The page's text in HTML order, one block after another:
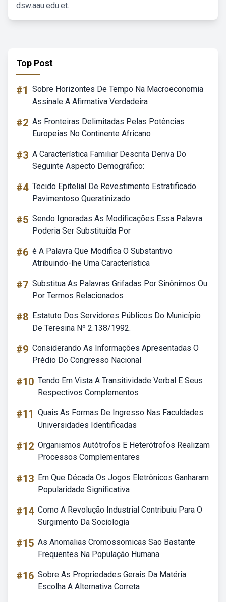
dsw.aau.edu.et.
Top Post
#1 Sobre Horizontes De Tempo Na Macroeconomia
Assinale A Afirmativa Verdadeira
#2 As Fronteiras Delimitadas Pelas Potências
Europeias No Continente Africano
#3 A Característica Familiar Descrita Deriva Do
Seguinte Aspecto Demográfico:
#4 Tecido Epitelial De Revestimento Estratificado
Pavimentoso Queratinizado
#5 Sendo Ignoradas As Modificações Essa Palavra
Poderia Ser Substituída Por
#6 é A Palavra Que Modifica O Substantivo
Atribuindo-lhe Uma Característica
#7 Substitua As Palavras Grifadas Por Sinônimos Ou
Por Termos Relacionados
#8 Estatuto Dos Servidores Públicos Do Município
De Teresina Nº 2.138/1992.
#9 Considerando As Informações Apresentadas O
Prédio Do Congresso Nacional
#10 Tendo Em Vista A Transitividade Verbal E Seus
Respectivos Complementos
#11 Quais As Formas De Ingresso Nas Faculdades
Universidades Identificadas
#12 Organismos Autótrofos E Heterótrofos Realizam
Processos Complementares
#13 Em Que Década Os Jogos Eletrônicos Ganharam
Popularidade Significativa
#14 Como A Revolução Industrial Contribuiu Para O
Surgimento Da Sociologia
#15 As Anomalias Cromossomicas Sao Bastante
Frequentes Na População Humana
#16 Sobre As Propriedades Gerais Da Matéria
Escolha A Alternativa Correta